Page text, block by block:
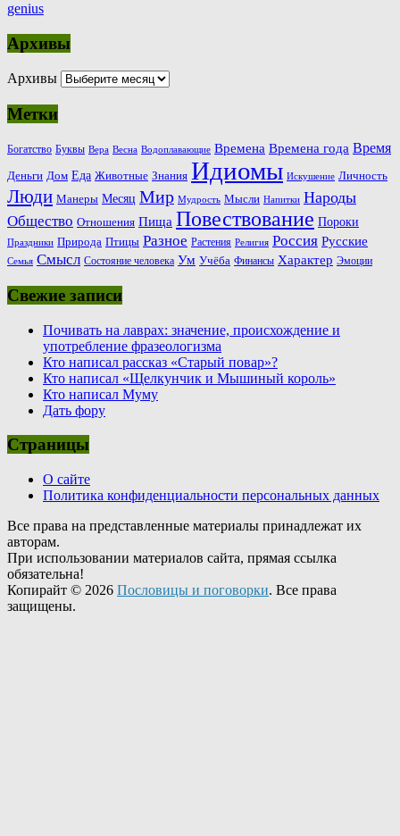
genius
Архивы
Архивы
Метки
Богатство Буквы Вера Весна Водоплавающие Времена Времена года Время
Деньги Дом Еда Животные Знания Идиомы Искушение Личность
Люди Манеры Месяц Мир Мудрость Мысли Напитки Народы
Общество Отношения Пища Повествование Пороки
Праздники Природа Птицы Разное Растения Религия Россия Русские
Семья Смысл Состояние человека Ум Учёба Финансы Характер Эмоции
Свежие записи
Почивать на лаврах: значение, происхождение и
употребление фразеологизма
Кто написал рассказ «Старый повар»?
Кто написал «Щелкунчик и Мышиный король»
Кто написал Муму
Дать фору
Страницы
О сайте
Политика конфиденциальности персональных данных
Все права на представленные материалы принадлежат их
авторам.
При использовании материалов сайта, прямая ссылка
обязательна!
Копирайт © 2026 Пословицы и поговорки. Все права
защищены.